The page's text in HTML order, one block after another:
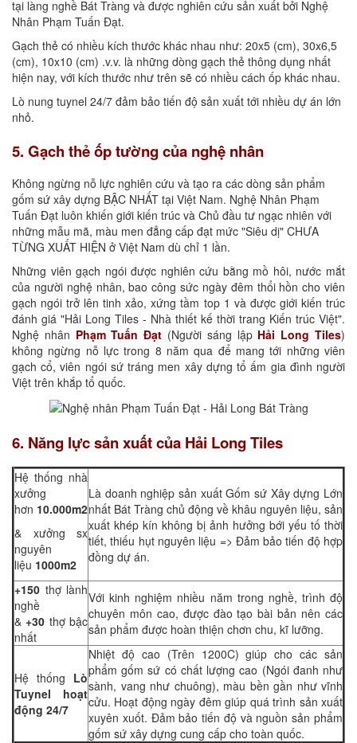
tại làng nghề Bát Tràng và được nghiên cứu sản xuất bởi Nghệ
Nhân Phạm Tuấn Đạt.
Gạch thẻ có nhiều kích thước khác nhau như: 20x5 (cm), 30x6,5
(cm), 10x10 (cm) .v.v. là những dòng gạch thẻ thông dụng nhất
hiện nay, với kích thước như trên sẽ có nhiều cách ốp khác nhau.
Lò nung tuynel 24/7 đảm bảo tiến độ sản xuất tới nhiều dự án lớn
nhỏ.
5. Gạch thẻ ốp tường của nghệ nhân
Không ngừng nỗ lực nghiên cứu và tạo ra các dòng sản phẩm
gốm sứ xây dựng BẬC NHẤT tại Việt Nam. Nghệ Nhân Phạm
Tuấn Đạt luôn khiến giới kiến trúc và Chủ đầu tư ngạc nhiên với
những mẫu mã, màu men đẳng cấp đạt mức "Siêu dị" CHƯA
TỪNG XUẤT HIỆN ở Việt Nam dù chỉ 1 lần.
Những viên gạch ngói được nghiên cứu bằng mồ hôi, nước mắt
của người nghệ nhân, bao công sức ngày đêm thổi hồn cho viên
gạch ngói trở lên tinh xảo, xứng tầm top 1 và được giới kiến trúc
đánh giá "Hải Long Tiles - Nhà thiết kế thời trang Kiến trúc Việt".
Nghệ nhân Phạm Tuấn Đạt (Người sáng lập Hải Long Tiles)
không ngừng nỗ lực trong 8 năm qua để mang tới những viên
gạch cổ, viên ngói sứ tráng men xây dựng tổ ấm gia đình người
Việt trên khắp tổ quốc.
6. Năng lực sản xuất của Hải Long Tiles
Hệ thống nhà
xưởng
hơn 10.000m2
& xưởng sx
nguyên
liệu 1000m2
Là doanh nghiệp sản xuất Gốm sứ Xây dựng Lớn
nhất Bát Tràng chủ động về khâu nguyên liệu, sản
xuất khép kín không bị ảnh hưởng bới yếu tố thời
tiết, thiếu hụt nguyên liệu => Đảm bảo tiến độ hợp
đồng dự án.
+150 thợ lành
nghề
&+30 thợ bậc
nhất
Với kinh nghiệm nhiều năm trong nghề, trình độ
chuyên môn cao, được đào tạo bài bản nên các
sản phẩm được hoàn thiện chơn chu, kĩ lưỡng.
Hệ thống Lò
Tuynel hoạt
động 24/7
Nhiệt độ cao (Trên 1200C) giúp cho các sản
phẩm gốm sứ có chất lượng cao (Ngói đanh như
sành, vang như chuông), màu bền gần như vĩnh
cửu. Hoạt động ngày đêm giúp quá trình sản xuất
xuyên xuốt. Đảm bảo tiến độ và nguồn sản phẩm
gốm sứ xây dựng cung cấp cho toàn quốc.